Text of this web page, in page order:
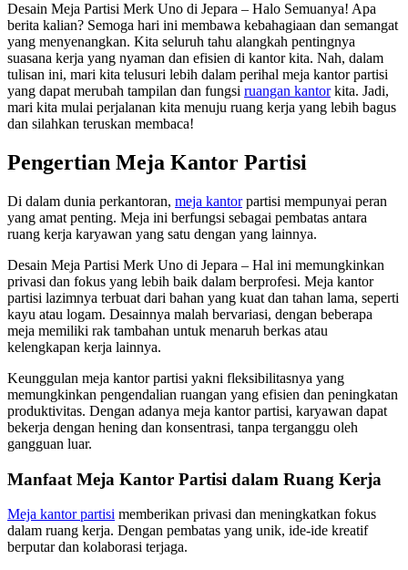
Desain Meja Partisi Merk Uno di Jepara – Halo Semuanya! Apa
berita kalian? Semoga hari ini membawa kebahagiaan dan semangat
yang menyenangkan. Kita seluruh tahu alangkah pentingnya
suasana kerja yang nyaman dan efisien di kantor kita. Nah, dalam
tulisan ini, mari kita telusuri lebih dalam perihal meja kantor partisi
yang dapat merubah tampilan dan fungsi ruangan kantorkita. Jadi,
mari kita mulai perjalanan kita menuju ruang kerja yang lebih bagus
dan silahkan teruskan membaca!
Pengertian Meja Kantor Partisi
Di dalam dunia perkantoran, meja kantorpartisi mempunyai peran
yang amat penting. Meja ini berfungsi sebagai pembatas antara
ruang kerja karyawan yang satu dengan yang lainnya.
Desain Meja Partisi Merk Uno di Jepara – Hal ini memungkinkan
privasi dan fokus yang lebih baik dalam berprofesi. Meja kantor
partisi lazimnya terbuat dari bahan yang kuat dan tahan lama, seperti
kayu atau logam. Desainnya malah bervariasi, dengan beberapa
meja memiliki rak tambahan untuk menaruh berkas atau
kelengkapan kerja lainnya.
Keunggulan meja kantor partisi yakni fleksibilitasnya yang
memungkinkan pengendalian ruangan yang efisien dan peningkatan
produktivitas. Dengan adanya meja kantor partisi, karyawan dapat
bekerja dengan hening dan konsentrasi, tanpa terganggu oleh
gangguan luar.
Manfaat Meja Kantor Partisi dalam Ruang Kerja
Meja kantor partisi memberikan privasi dan meningkatkan fokus
dalam ruang kerja. Dengan pembatas yang unik, ide-ide kreatif
berputar dan kolaborasi terjaga.